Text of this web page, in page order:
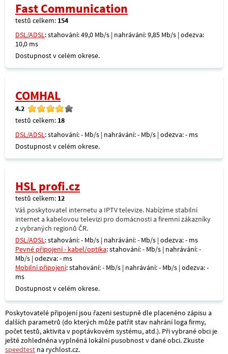
Fast Communication
testů celkem: 154
DSL/ADSL: stahování: 49,0 Mb/s | nahrávání: 9,85 Mb/s | odezva:
10,0 ms
Dostupnost v celém okrese.
COMHAL
4.2
testů celkem: 18
DSL/ADSL: stahování: - Mb/s | nahrávání: - Mb/s | odezva: - ms
Dostupnost v celém okrese.
HSL profi.cz
testů celkem: 12
Váš poskytovatel internetu a IPTV televize. Nabízíme stabilní
internet a kabelovou televizi pro domácnosti a firemní zákazníky
z vybraných regionů ČR.
DSL/ADSL: stahování: - Mb/s | nahrávání: - Mb/s | odezva: - ms
Pevné připojení - kabel/optika: stahování: - Mb/s | nahrávání: -
Mb/s | odezva: - ms
Mobilní připojení: stahování: - Mb/s | nahrávání: - Mb/s | odezva: -
ms
Dostupnost v celém okrese.
Poskytovatelé připojení jsou řazeni sestupně dle placenéno zápisu a
dalších parametrů (do kterých může patřit stav nahrání loga firmy,
počet testů, aktivita v poptávkovém systému, atd.). Při vybrané obci je
ještě zohledněna vyplněná lokální pusobnost v dané obci. Zkuste
speedtest na rychlost.cz.